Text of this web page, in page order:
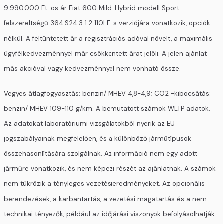
9.990.000 Ft-os ár Fiat 600 Mild-Hybrid modell Sport
felszereltségű 364.S24.3 1.2 110LE-s verziójára vonatkozik, opciók
nélkül. A feltüntetett ár a regisztrációs adóval növelt, a maximális
ügyfélkedvezménnyel már csökkentett árat jelöli. A jelen ajánlat
más akcióval vagy kedvezménnyel nem vonható össze.
Vegyes átlagfogyasztás: benzin/ MHEV 4,8-4,9; CO2 -kibocsátás:
benzin/ MHEV 109-110 g/km. A bemutatott számok WLTP adatok.
Az adatokat laboratóriumi vizsgálatokból nyerik az EU
jogszabályainak megfelelően, és a különböző járműtípusok
összehasonlítására szolgálnak. Az információ nem egy adott
járműre vonatkozik, és nem képezi részét az ajánlatnak. A számok
nem tükrözik a tényleges vezetésieredményeket. Az opcionális
berendezések, a karbantartás, a vezetési magatartás és a nem
technikai tényezők, például az időjárási viszonyok befolyásolhatják